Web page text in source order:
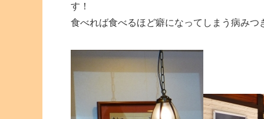
す！
食べれば食べるほど癖になってしまう病みつ